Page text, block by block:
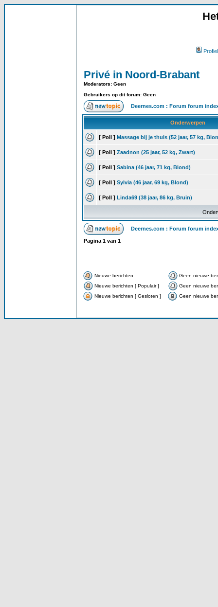
Profiel
Privé in Noord-Brabant
Moderators: Geen
Gebruikers op dit forum: Geen
Deernes.com : Forum forum
Onderwerpen
[ Poll ] Massage bij je thuis (52 jaar, 57 kg,
[ Poll ] Zaadnon (25 jaar, 52 kg, Zwart)
[ Poll ] Sabina (46 jaar, 71 kg, Blond)
[ Poll ] Sylvia (46 jaar, 69 kg, Blond)
[ Poll ] Linda69 (38 jaar, 86 kg, Bruin)
Deernes.com : Forum forum
Pagina 1 van 1
Nieuwe berichten
Geen nieuwe
Nieuwe berichten [ Populair ]
Geen nieuwe
Nieuwe berichten [ Gesloten ]
Geen nieuwe